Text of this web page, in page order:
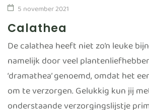
5 november 2021
Calathea
De calathea heeft niet zo’n leuke
namelijk door veel
‘dramathea’ genoemd, omdat het
om te verzorgen. Gelukkig kun jij